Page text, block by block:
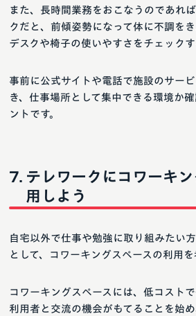
また、長時間業務をおこなうのであれ
クだと、前傾姿勢になって体に不調を
デスクや椅子の使いやすさをチェックす
事前に公式サイトや電話で施設のサー
き、仕事場所として集中できる環境か
ントです。
テレワークにコワーキ
用しよう
自宅以外で仕事や勉強に取り組みたい
として、コワーキングスペースの利用を
コワーキングスペースには、低コスト
利用者と交流の機会がもてることを始